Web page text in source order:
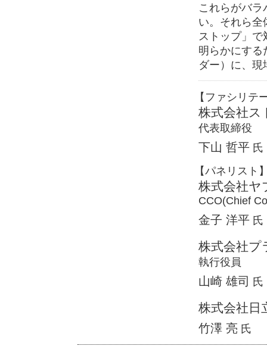
これらがバ
い。それら全
ストップ」
明らかにする
ダー）に、
【ファシリテ
株式会社ス
代表取締役
下山 哲平 氏
【パネリスト
株式会社ヤ
CCO(Chief
金子 洋平 氏
株式会社
執行役員
山崎 雄司 氏
株式会社日
竹澤 亮 氏